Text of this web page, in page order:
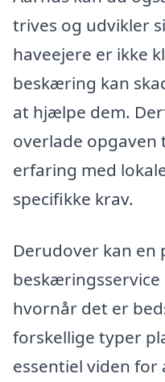
trives og udvikler
haveejere er ikke
beskæring kan
at hjælpe dem.
overlade opgaven
erfaring med
specifikke krav.
Derudover kan en
beskæringsservice
hvornår det er
forskellige typer
essentiel viden for